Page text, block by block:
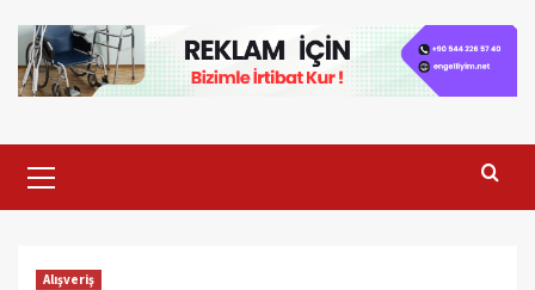
Menu
Alışveriş